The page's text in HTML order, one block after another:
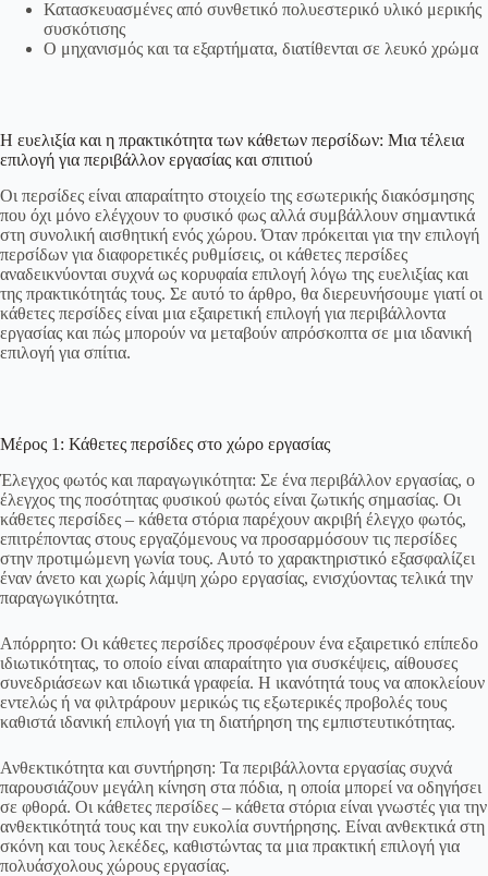
Κατασκευασμένες από συνθετικό πολυεστερικό υλικό μερικής
συσκότισης
Ο μηχανισμός και τα εξαρτήματα, διατίθενται σε λευκό χρώμα
Η ευελιξία και η πρακτικότητα των κάθετων περσίδων: Μια τέλεια
επιλογή για περιβάλλον εργασίας και σπιτιού
Οι περσίδες είναι απαραίτητο στοιχείο της εσωτερικής διακόσμησης
που όχι μόνο ελέγχουν το φυσικό φως αλλά συμβάλλουν σημαντικά
στη συνολική αισθητική ενός χώρου. Όταν πρόκειται για την επιλογή
περσίδων για διαφορετικές ρυθμίσεις, οι κάθετες περσίδες
αναδεικνύονται συχνά ως κορυφαία επιλογή λόγω της ευελιξίας και
της πρακτικότητάς τους. Σε αυτό το άρθρο, θα διερευνήσουμε γιατί οι
κάθετες περσίδες είναι μια εξαιρετική επιλογή για περιβάλλοντα
εργασίας και πώς μπορούν να μεταβούν απρόσκοπτα σε μια ιδανική
επιλογή για σπίτια.
Μέρος 1: Κάθετες περσίδες στο χώρο εργασίας
Έλεγχος φωτός και παραγωγικότητα: Σε ένα περιβάλλον εργασίας, ο
έλεγχος της ποσότητας φυσικού φωτός είναι ζωτικής σημασίας. Οι
κάθετες περσίδες – κάθετα στόρια παρέχουν ακριβή έλεγχο φωτός,
επιτρέποντας στους εργαζόμενους να προσαρμόσουν τις περσίδες
στην προτιμώμενη γωνία τους. Αυτό το χαρακτηριστικό εξασφαλίζει
έναν άνετο και χωρίς λάμψη χώρο εργασίας, ενισχύοντας τελικά την
παραγωγικότητα.
Απόρρητο: Οι κάθετες περσίδες προσφέρουν ένα εξαιρετικό επίπεδο
ιδιωτικότητας, το οποίο είναι απαραίτητο για συσκέψεις, αίθουσες
συνεδριάσεων και ιδιωτικά γραφεία. Η ικανότητά τους να αποκλείουν
εντελώς ή να φιλτράρουν μερικώς τις εξωτερικές προβολές τους
καθιστά ιδανική επιλογή για τη διατήρηση της εμπιστευτικότητας.
Ανθεκτικότητα και συντήρηση: Τα περιβάλλοντα εργασίας συχνά
παρουσιάζουν μεγάλη κίνηση στα πόδια, η οποία μπορεί να οδηγήσει
σε φθορά. Οι κάθετες περσίδες – κάθετα στόρια είναι γνωστές για την
ανθεκτικότητά τους και την ευκολία συντήρησης. Είναι ανθεκτικά στη
σκόνη και τους λεκέδες, καθιστώντας τα μια πρακτική επιλογή για
πολυάσχολους χώρους εργασίας.